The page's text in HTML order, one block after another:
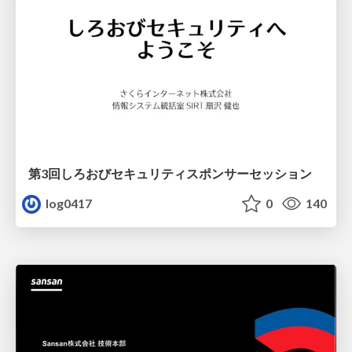
第3回しろおびセキュリティスポンサーセッション
log0417
0 140